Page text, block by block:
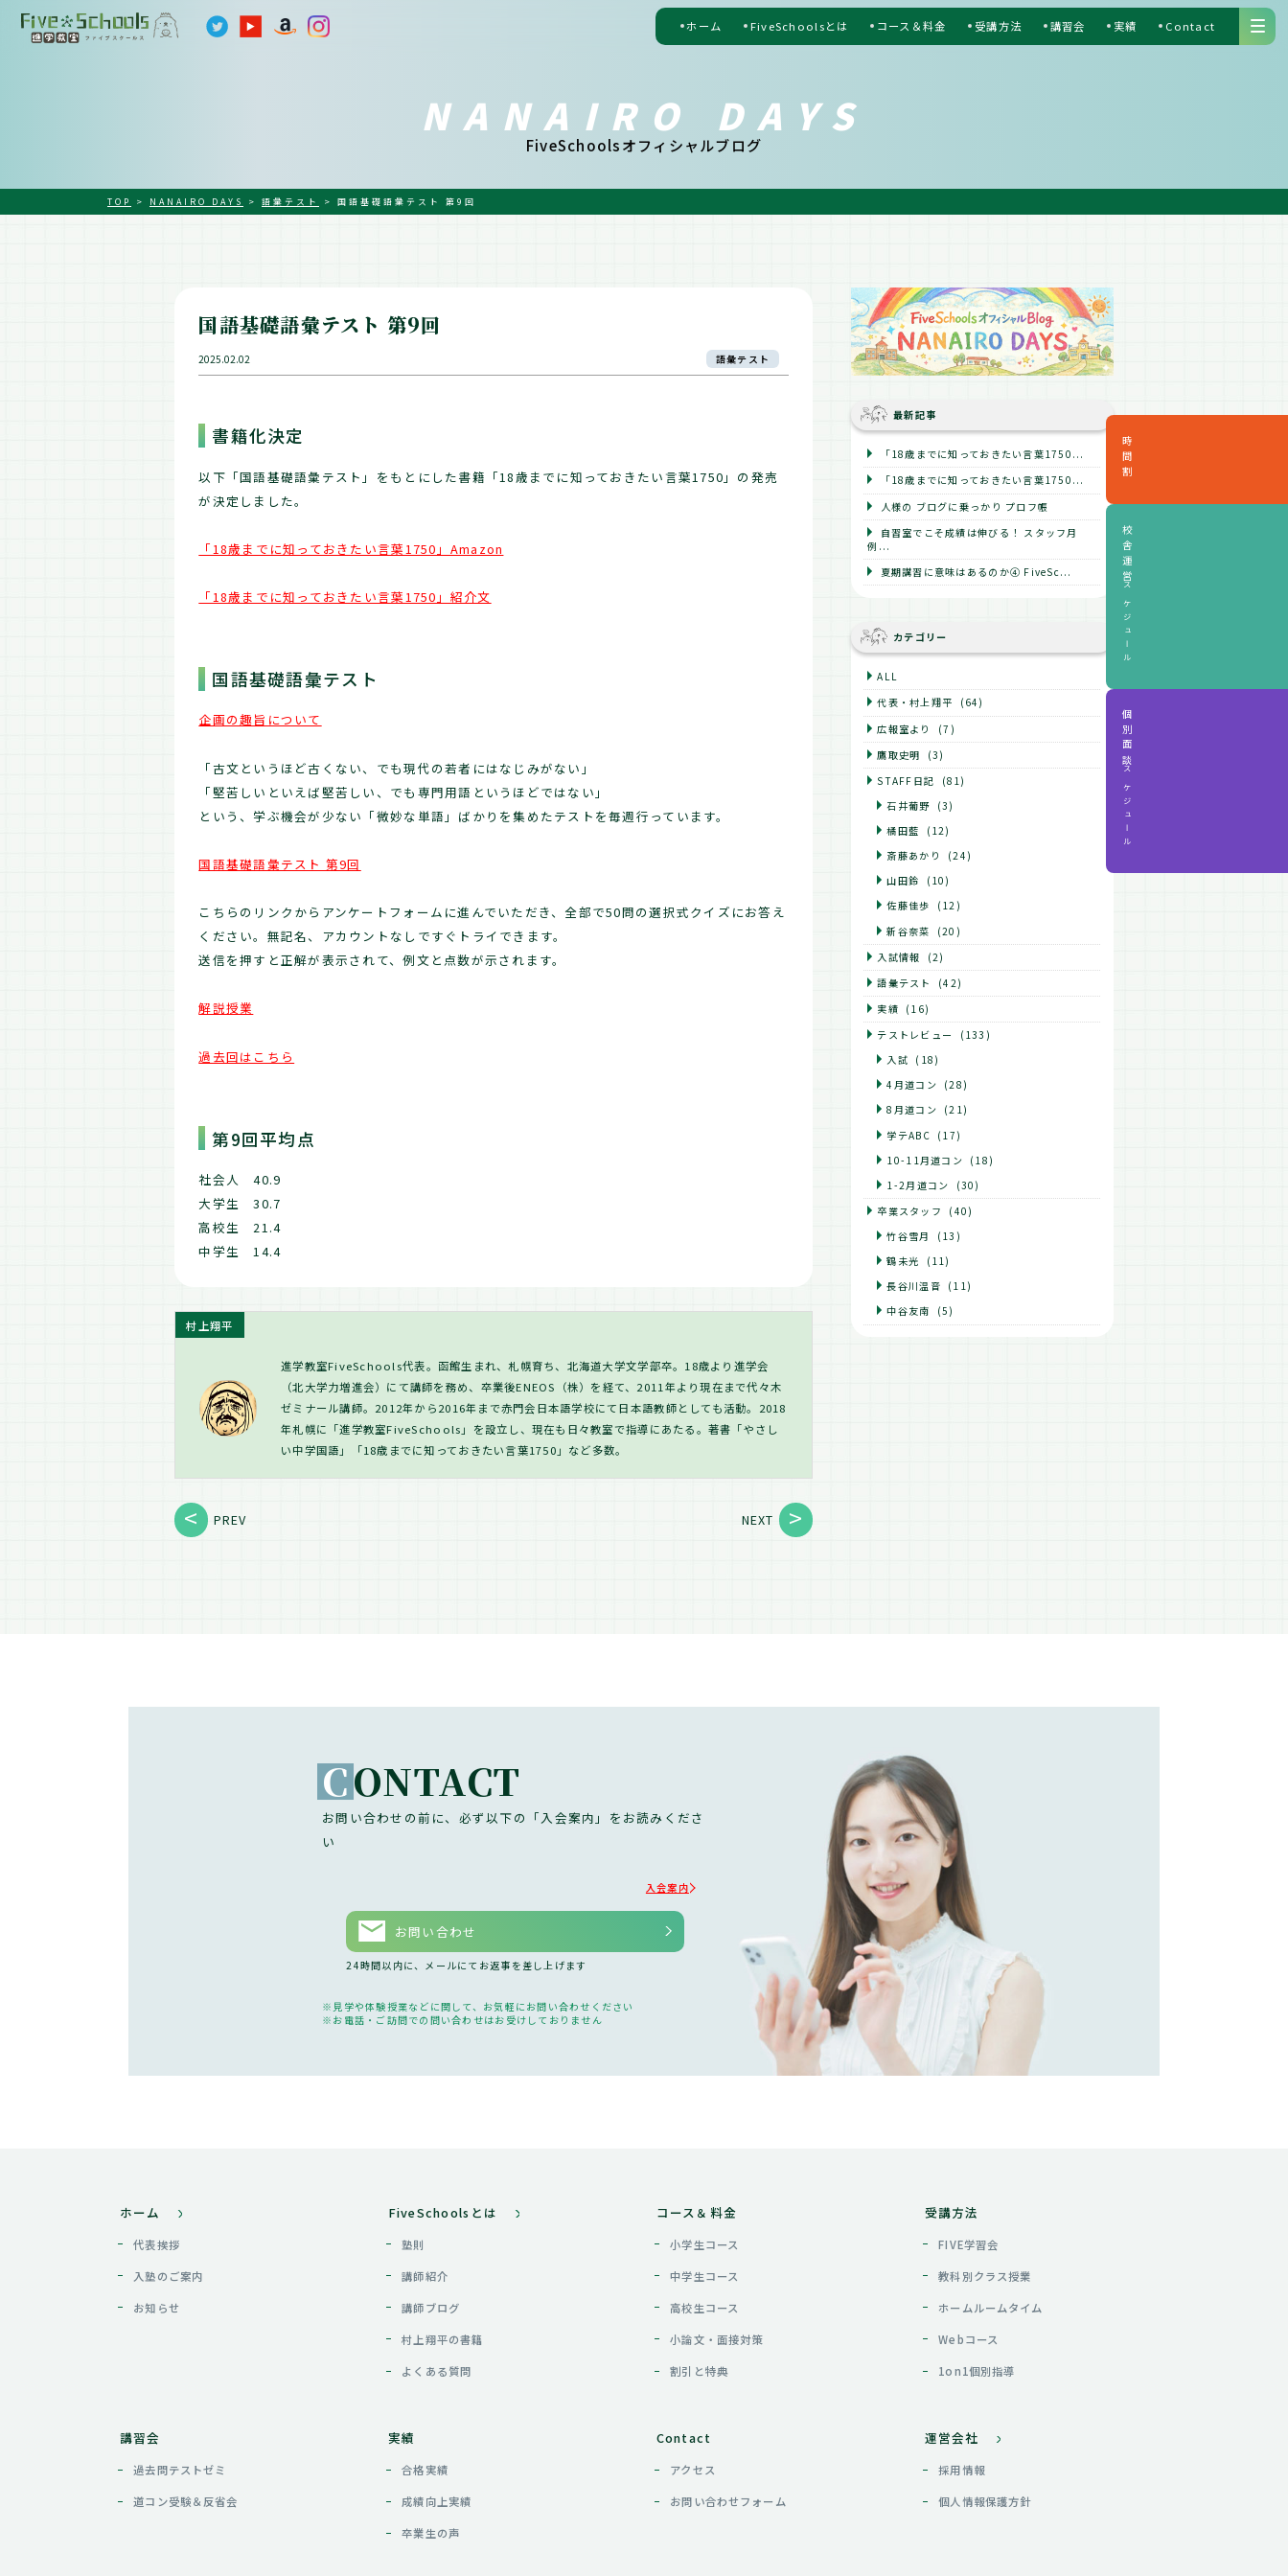
ホーム FiveSchoolsとは コース＆料金 受講方法 講習会 実績 Contact
NANAIRO DAYS
FiveSchoolsオフィシャルブログ
TOP > NANAIRO DAYS > 語彙テスト > 国語基礎語彙テスト 第9回
国語基礎語彙テスト 第9回
2025.02.02 語彙テスト
書籍化決定
以下「国語基礎語彙テスト」をもとにした書籍「18歳までに知っておきたい言葉1750」の発売
が決定しました。
「18歳までに知っておきたい言葉1750」Amazon
「18歳までに知っておきたい言葉1750」紹介文
国語基礎語彙テスト
企画の趣旨について
「古文というほど古くない、でも現代の若者にはなじみがない」
「堅苦しいといえば堅苦しい、でも専門用語というほどではない」
という、学ぶ機会が少ない「微妙な単語」ばかりを集めたテストを毎週行っています。
国語基礎語彙テスト 第9回
こちらのリンクからアンケートフォームに進んでいただき、全部で50問の選択式クイズにお答え
ください。無記名、アカウントなしですぐトライできます。
送信を押すと正解が表示されて、例文と点数が示されます。
解説授業
過去回はこちら
第9回平均点
社会人 40.9
大学生 30.7
高校生 21.4
中学生 14.4
村上翔平
進学教室FiveSchools代表。函館生まれ、札幌育ち、北海道大学文学部卒。18歳より進学会
（北大学力増進会）にて講師を務め、卒業後ENEOS（株）を経て、2011年より現在まで代々木
ゼミナール講師。2012年から2016年まで赤門会日本語学校にて日本語教師としても活動。2018
年札幌に「進学教室FiveSchools」を設立し、現在も日々教室で指導にあたる。著書「やさし
い中学国語」「18歳までに知っておきたい言葉1750」など多数。
PREV NEXT
最新記事
「18歳までに知っておきたい言葉1750...
「18歳までに知っておきたい言葉1750...
人様の ブログに乗っかり プロフ帳
自習室でこそ成績は伸びる！ スタッフ月
例...
夏期講習に意味はあるのか④ FiveSc...
カテゴリー
ALL
代表・村上翔平
(64)
広報室より
(7)
鷹取史明
(3)
STAFF日記
(81)
石井葡野 (3)
橘田藍
(12)
斎藤あかり
(24)
山田鈴
(10)
佐藤佳歩
(12)
新谷奈菜
(20)
入試情報
(2)
語彙テスト
(42)
実績 (16)
テストレビュー
(133)
入試 (18)
4月道コン
(28)
8月道コン
(21)
学テABC (17)
10-11月道コン
(18)
1-2月道コン
(30)
卒業スタッフ
(40)
竹谷雪月
(13)
鶴未光
(11)
長谷川温音 (11)
中谷友南
(5)
CONTACT
お問い合わせの前に、必ず以下の「入会案内」をお読みくださ
い
入会案内
お問い合わせ
24時間以内に、メールにてお返事を差し上げます
見学や体験授業などに関して、お気軽にお問い合わせください
お電話・ご訪問での問い合わせはお受けしておりません
時間割
校舎運営
スケジュール
個別面談
スケジュール
ホーム
代表挨拶
入塾のご案内
お知らせ
FiveSchoolsとは
塾則
講師紹介
講師ブログ
村上翔平の書籍
よくある質問
コース＆料金
小学生コース
中学生コース
高校生コース
小論文・面接対策
割引と特典
受講方法
FIVE学習会
教科別クラス授業
ホームルームタイム
Webコース
1on1個別指導
講習会
過去問テストゼミ
道コン受験＆反省会
実績
合格実績
成績向上実績
卒業生の声
Contact
アクセス
お問い合わせフォーム
運営会社
採用情報
個人情報保護方針